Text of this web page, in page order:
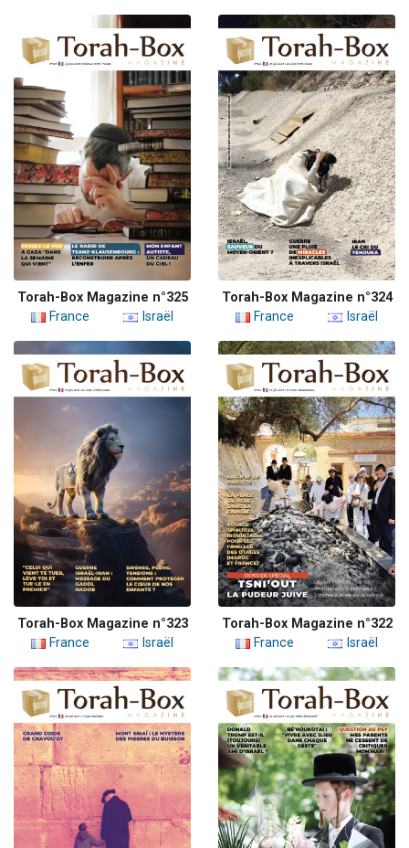
Torah-Box Magazine n°325
France
Israël
Torah-Box Magazine n°324
France
Israël
Torah-Box Magazine n°323
France
Israël
Torah-Box Magazine n°322
France
Israël